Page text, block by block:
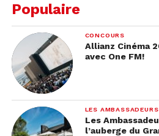
Populaire
CONCOURS
Allianz Cinéma
avec One FM!
LES
Les
l’auberge du